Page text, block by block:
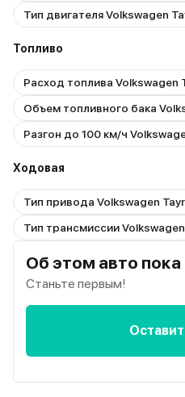
Тип двигателя Volkswagen
Топливо
Расход топлива Volkswagen
Объем топливного бака
Разгон до 100 км/ч
Ходовая
Тип привода Volkswagen
Тип трансмиссии
Об этом авто
Станьте первым!